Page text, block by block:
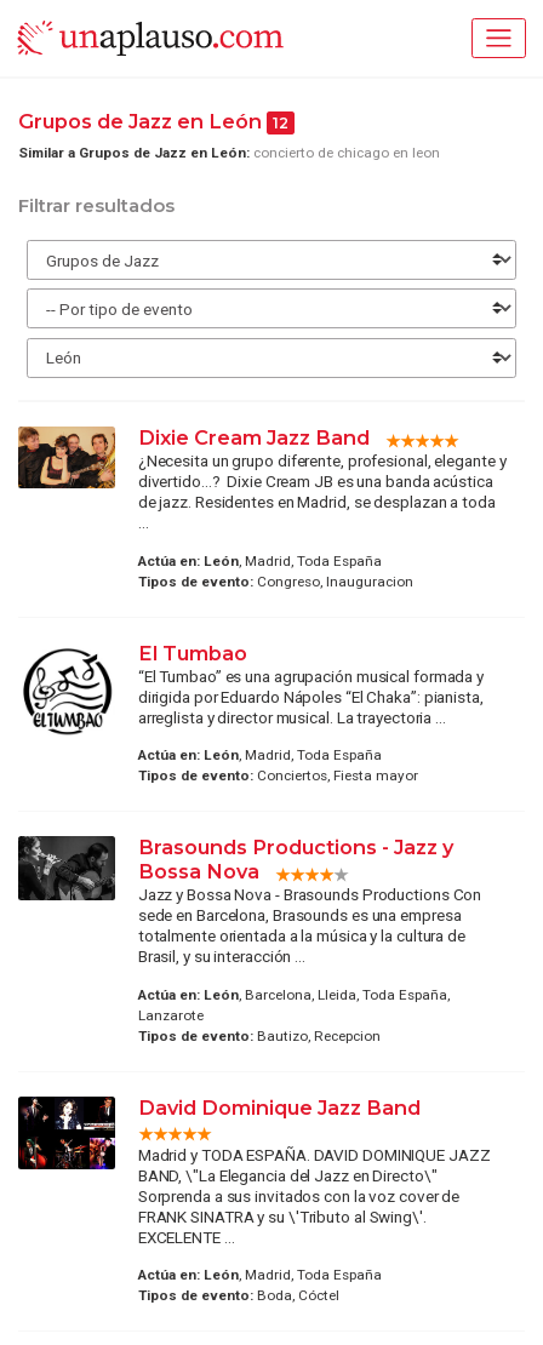
Grupos de Jazz en León 12
Similar a Grupos de Jazz en León: concierto de chicago en leon
Filtrar resultados
Dixie Cream Jazz Band
¿Necesita un grupo diferente, profesional, elegante y
divertido...? Dixie Cream JB es una banda acústica
de jazz. Residentes en Madrid, se desplazan a toda
...
Actúa en: León, Madrid, Toda España
Tipos de evento:Congreso, Inauguracion
El Tumbao
“El Tumbao” es una agrupación musical formada y
dirigida por Eduardo Nápoles “El Chaka”: pianista,
arreglista y director musical. La trayectoria ...
Actúa en: León, Madrid, Toda España
Tipos de evento:Conciertos, Fiesta mayor
Brasounds Productions - Jazz y
Bossa Nova
Jazz y Bossa Nova - Brasounds Productions Con
sede en Barcelona, Brasounds es una empresa
totalmente orientada a la música y la cultura de
Brasil, y su interacción ...
Actúa en: León, Barcelona, Lleida, Toda España,
Lanzarote
Tipos de evento:Bautizo, Recepcion
David Dominique Jazz Band
Madrid y TODA ESPAÑA. DAVID DOMINIQUE JAZZ
BAND, \"La Elegancia del Jazz en Directo\"
Sorprenda a sus invitados con la voz cover de
FRANK SINATRA y su \'Tributo al Swing\'.
EXCELENTE ...
Actúa en: León, Madrid, Toda España
Tipos de evento:Boda, Cóctel